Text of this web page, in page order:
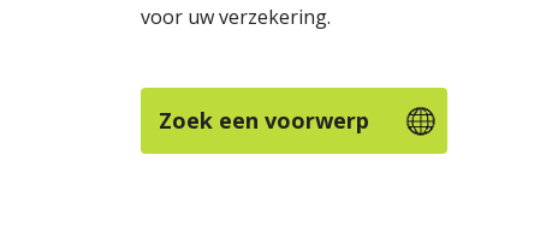
voor uw verzekering.
Zoek een voorwerp